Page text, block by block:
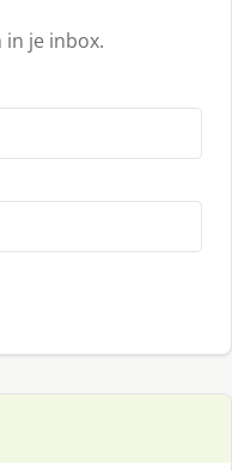
in je inbox.